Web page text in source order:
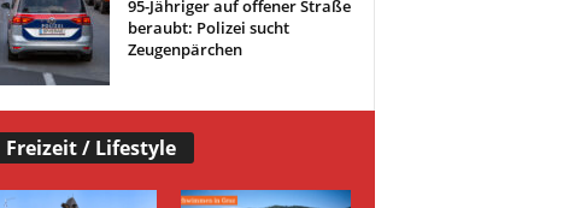
95-Jähriger auf offener Straße
beraubt: Polizei sucht
Zeugenpärchen
Freizeit / Lifestyle